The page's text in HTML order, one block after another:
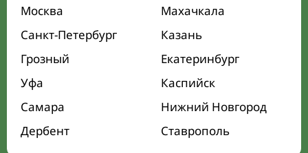
Москва
Махачкала
Санкт-Петербург
Казань
Грозный
Екатеринбург
Уфа
Каспийск
Самара
Нижний Новгород
Дербент
Ставрополь